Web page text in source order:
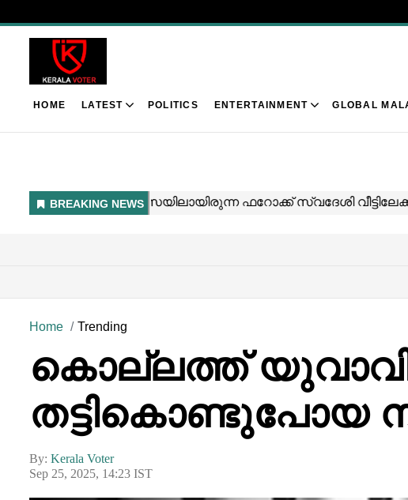
HOME LATEST POLITICS ENTERTAINMENT GLOBAL
Home Trending
കൊല്ലത്ത്
തട്ടികൊണ്ടുപോയ
By: Kerala Voter
Sep 25, 2025, 14:23 IST